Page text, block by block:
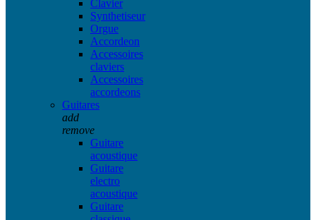
Clavier
Synthetiseur
Orgue
Accordeon
Accessoires
claviers
Accessoires
accordeons
Guitares
add
remove
Guitare
acoustique
Guitare
electro
acoustique
Guitare